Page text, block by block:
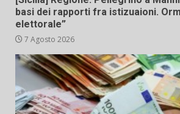
basi dei rapporti fra istizuaioni.
elettorale”
7 Agosto 2026